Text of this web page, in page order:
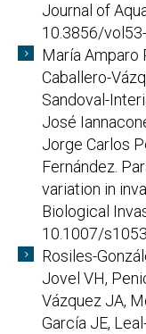
Journal of
10.3856/
María Amparo
Caballero-
Sandoval-
José
Jorge Carlos
Fernández.
variation in
Biological
10.1007/
Rosiles-
Jovel VH,
Vázquez JA,
García JE,